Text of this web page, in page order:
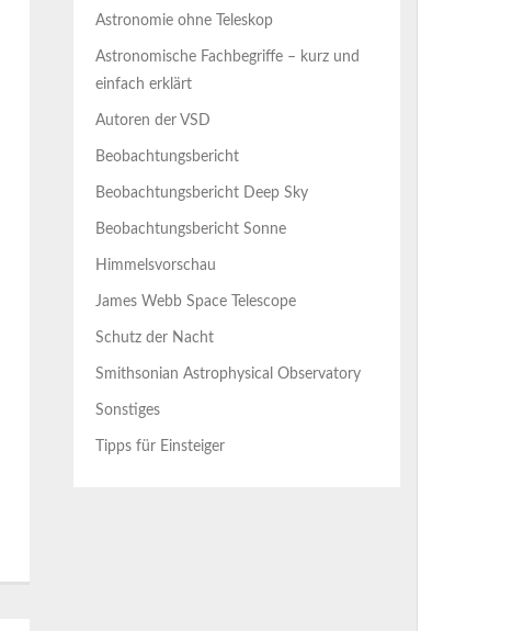
Astronomie ohne Teleskop
Astronomische Fachbegriffe – kurz und
einfach erklärt
Autoren der VSD
Beobachtungsbericht
Beobachtungsbericht Deep Sky
Beobachtungsbericht Sonne
Himmelsvorschau
James Webb Space Telescope
Schutz der Nacht
Smithsonian Astrophysical Observatory
Sonstiges
Tipps für Einsteiger